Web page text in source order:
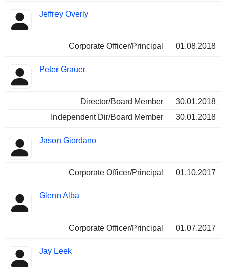
Jeffrey Overly
Corporate Officer/Principal 01.08.2018
Peter Grauer
Director/Board Member
30.01.2018
Independent Dir/Board Member
30.01.2018
Jason Giordano
Corporate Officer/Principal 01.10.2017
Glenn Alba
Corporate Officer/Principal 01.07.2017
Jay Leek